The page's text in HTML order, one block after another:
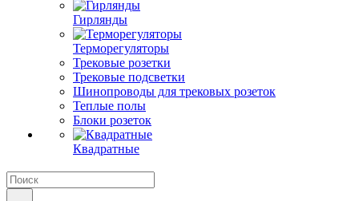
Гирлянды
Терморегуляторы
Трековые розетки
Трековые подсветки
Шинопроводы для трековых розеток
Теплые полы
Блоки розеток
Квадратные